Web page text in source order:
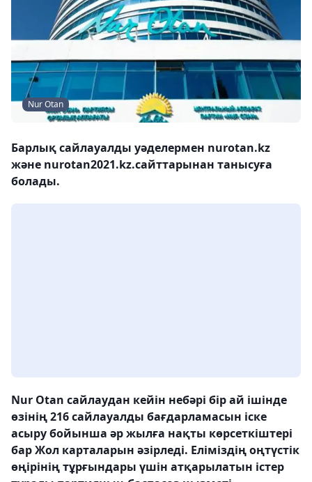
Nur Otan
Барлық сайлауалды уәделермен nurotan.kz
және nurotan2021.kz.сайттарынан танысуға
болады.
Nur Otan сайлаудан кейін небәрі бір ай ішінде
өзінің 216 сайлауалды бағдарламасын іске
асыру бойынша әр жылға нақты көрсеткіштері
бар Жол карталарын әзірледі. Еліміздің оңтүстік
өңірінің тұрғындары үшін атқарылатын істер